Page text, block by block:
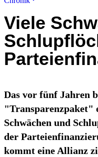
Viele
Das vor fünf Jahren
"Transparenzpaket"
Schwächen und
der
kommt eine Allianz